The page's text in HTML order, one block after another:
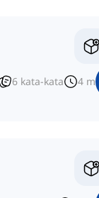
6 kata-kata 4 m